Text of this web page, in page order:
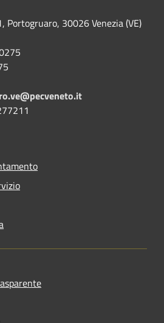
Portogruaro, 30026 Venezia (VE)